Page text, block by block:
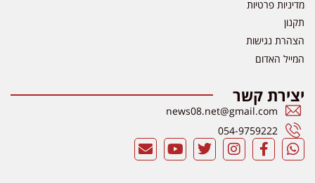
מדיניות פרטיות
תקנון
הצהרת נגישות
המייל האדום
יצירת קשר
news08.net@gmail.com
054-9759222